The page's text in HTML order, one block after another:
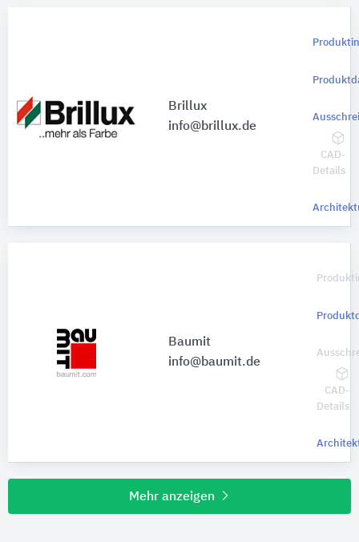
Brillux
info@brillux.de
CAD-
Details
Baumit
info@baumit.de
CAD-
Details
Mehr anzeigen